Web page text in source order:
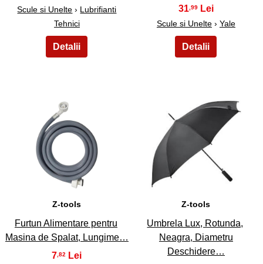
Scule si Unelte › Lubrifianti
Tehnici
31 ,99
Scule si Unelte› Yale
Z-tools
Furtun Alimentare pentru
Masina de Spalat, Lungime…
7,82
8
Z-tools
Umbrela Lux, Rotunda,
Neagra, Diametru
Deschidere…